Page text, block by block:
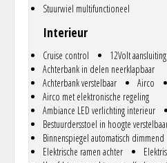
https://www.bovag.nl/garantie
ook graag naar u opsturen.
Stuurwiel multifunctioneel
Interieur
Cruise control
12Volt aansluiting
Achterbank in delen neerklapbaar
Achterbank verstelbaar
Airco
Airco met elektronische regeling
Ambiance LED verlichting interieur
Bestuurdersstoel in hoogte
Binnenspiegel automatisch dimmend
Elektrische ramen achter